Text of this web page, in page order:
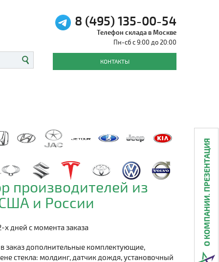
8 (495) 135-00-54
Телефон склада в Москве
Пн-сб с 9:00 до 20:00
КОНТАКТЫ
производителей из
и России
х дней с момента заказа
заказ дополнительные комплектующие,
стекла: молдинг, датчик дождя, установочный
О КОМПАНИИ. ПРЕЗЕНТАЦИЯ